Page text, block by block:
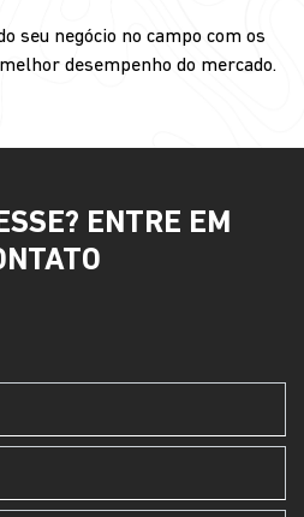
seu negócio no campo com os
desempenho do mercado.
ENTRE EM